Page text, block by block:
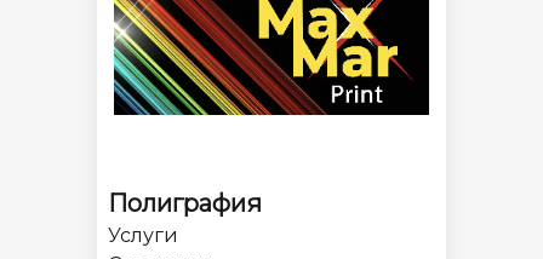
Полиграфия
Услуги